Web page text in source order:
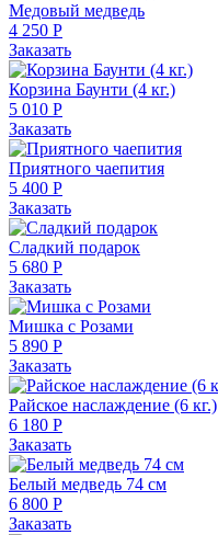
Медовый медведь
4 250 Р
Заказать
Корзина Баунти (4 кг.)
5 010 Р
Заказать
Приятного чаепития
5 400 Р
Заказать
Сладкий подарок
5 680 Р
Заказать
Мишка с Розами
5 890 Р
Заказать
Райское наслаждение (6 кг.)
6 180 Р
Заказать
Белый медведь 74 см
6 800 Р
Заказать